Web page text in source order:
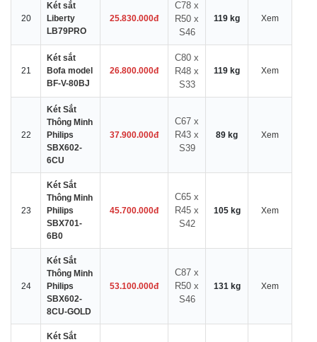
20
Két sắt
Liberty
LB79PRO
25.830.000đ
C78 x
R50 x
S46
119 kg Xem
21
Két sắt
Bofa model
BF-V-80BJ
26.800.000đ
C80 x
R48 x
S33
119 kg Xem
22
Két Sắt
Thông Minh
Philips
SBX602-
6CU
37.900.000đ
C67 x
R43 x
S39
89 kg Xem
23
Két Sắt
Thông Minh
Philips
SBX701-
6B0
45.700.000đ
C65 x
R45 x
S42
105 kg Xem
24
Két Sắt
Thông Minh
Philips
SBX602-
8CU-GOLD
53.100.000đ
C87 x
R50 x
S46
131 kg Xem
Két Sắt